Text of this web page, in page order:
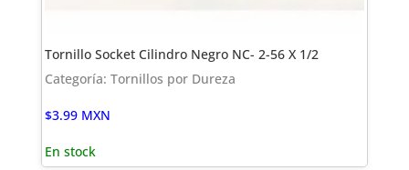
Tornillo Socket Cilindro Negro NC- 2-56 X 1/2
Categoría: Tornillos por Dureza
$3.99 MXN
En stock